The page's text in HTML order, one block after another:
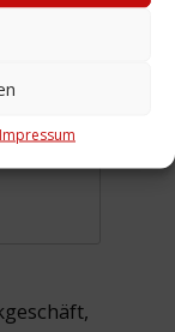
Impressum
,